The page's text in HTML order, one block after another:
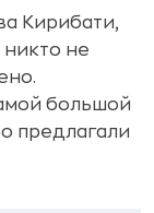
Кирибати,
никто не
большой
предлагали